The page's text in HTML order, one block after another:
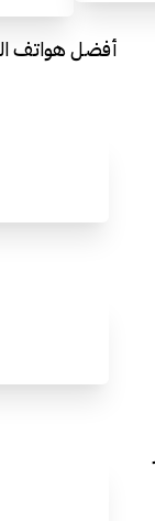
أفضل هواتف